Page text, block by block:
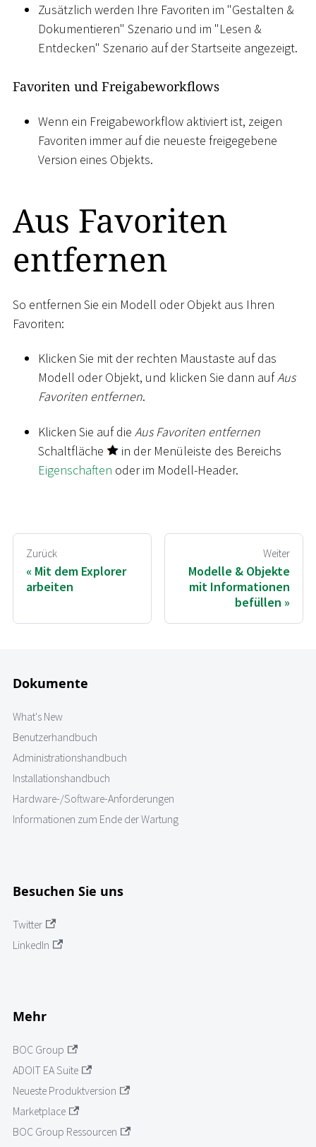
Zusätzlich werden Ihre Favoriten im "Gestalten &
Dokumentieren" Szenario und im "Lesen &
Entdecken" Szenario auf der Startseite angezeigt.
Favoriten und Freigabeworkflows
Wenn ein Freigabeworkflow aktiviert ist, zeigen
Favoriten immer auf die neueste freigegebene
Version eines Objekts.
Aus Favoriten
entfernen
So entfernen Sie ein Modell oder Objekt aus Ihren
Favoriten:
Klicken Sie mit der rechten Maustaste auf das
Modell oder Objekt, und klicken Sie dann aufAus
Favoriten entfernen.
Klicken Sie auf die Aus Favoriten entfernen
Schaltfläche
in der Menüleiste des Bereichs
Eigenschaften oder im Modell-Header.
Zurück
Mit dem Explorer
arbeiten
Weiter
Modelle & Objekte
mit Informationen
befüllen
Dokumente
What's New
Benutzerhandbuch
Administrationshandbuch
Installationshandbuch
Hardware-/Software-Anforderungen
Informationen zum Ende der Wartung
Besuchen Sie uns
Twitter
LinkedIn
Mehr
BOC Group
ADOIT EA Suite
Neueste Produktversion
Marketplace
BOC Group Ressourcen